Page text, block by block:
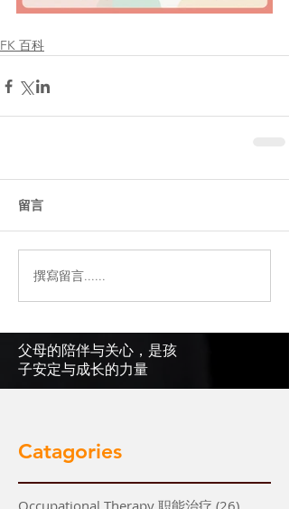
FK 百科
留言
撰寫留言......
父母的陪伴与关心，是孩
子安定与成长的力量
Catagories
Occupational Therapy 职能治疗 (26)